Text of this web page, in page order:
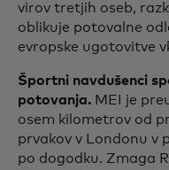
virov tretjih oseb,
oblikuje potovalne
evropske ugotovitve
Športni navdušenci
potovanja. MEI je
osem kilometrov od
prvakov v Londonu v
po dogodku. Zmaga